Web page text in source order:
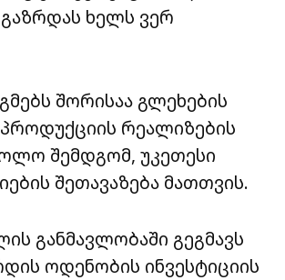
ხელს ვერ
შორისაა გლეხების
რეალიზების
შემდგომ, უკეთესი
შეთავაზება მათთვის.
განმავლობაში გეგმავს
ოდენობის ინვესტიციის